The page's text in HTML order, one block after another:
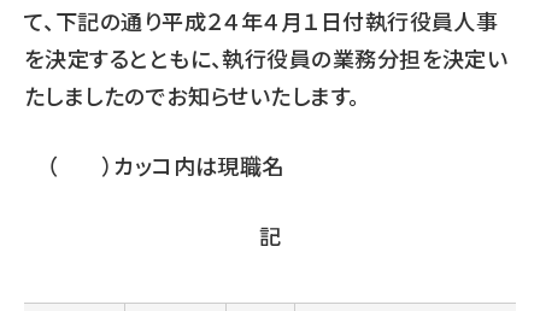
て、下記の通り平成２４年４月１日付執行役員人事
を決定するとともに、執行役員の業務分担を決定い
たしましたのでお知らせいたします。
（ ）カッコ内は現職名
記